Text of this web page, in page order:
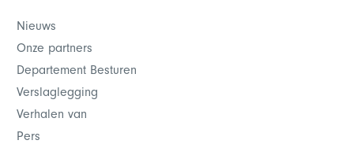
Nieuws
Onze partners
Departement Besturen
Verslaglegging
Verhalen van
Pers